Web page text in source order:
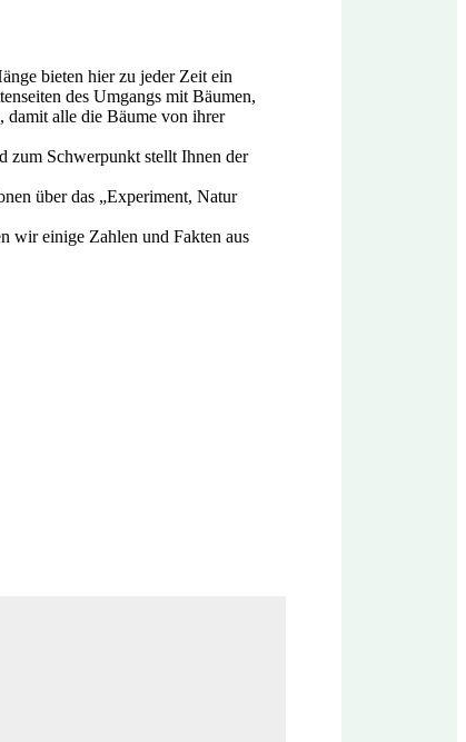
bieten hier zu jeder Zeit ein
des Umgangs mit Bäumen,
damit alle die Bäume von ihrer
zum Schwerpunkt stellt Ihnen der
über das „Experiment, Natur
wir einige Zahlen und Fakten aus